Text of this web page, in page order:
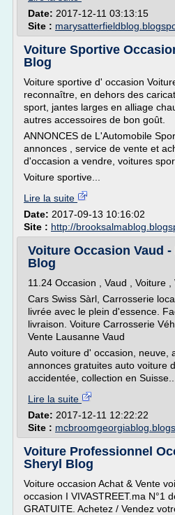
Date: 2017-12-11 03:13:15
Site :
Voiture Sportive
Blog
Voiture sportive d' occasion
reconnaître, en dehors des
sport, jantes larges en alliage
autres accessoires de bon goût.
ANNONCES de L'Automobile
annonces , service de vente et
d'occasion a vendre, voitures
Voiture sportive...
Lire la suite
Date: 2017-09-13 10:16:02
Site : http://
Voiture Occasion Vaud
Blog
11.24 Occasion , Vaud , Voiture
Cars Swiss Sàrl, Carrosserie
livrée avec le plein d'essence.
livraison. Voiture Carrosserie
Vente Lausanne Vaud
Auto voiture d' occasion, neuve,
annonces gratuites auto voiture
accidentée, collection en Suisse....
Lire la suite
Date: 2017-12-11 12:22:22
Site :
Voiture Professionnel
Sheryl Blog
Voiture occasion Achat & Vente
occasion I VIVASTREET.ma N°1
GRATUITE. Achetez / Vendez